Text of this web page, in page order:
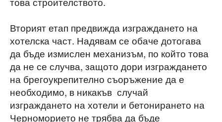
Вторият етап предвижда изграждането на
хотелска част. Надявам се обаче дотогава
да бъде измислен механизъм, по който това
да не се случва, защото дори изграждането
на брегоукрепително съоръжение да е
необходимо, в никакъв случай
изграждането на хотели и бетонирането на
Черноморието не трябва да бъде